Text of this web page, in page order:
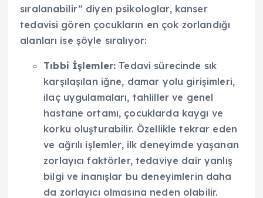
sıralanabilir” diyen psikologlar, kanser
tedavisi gören çocukların en çok zorlandığı
alanları ise şöyle sıralıyor:
Tıbbi İşlemler: Tedavi sürecinde sık
karşılaşılan iğne, damar yolu girişimleri,
ilaç uygulamaları, tahliller ve genel
hastane ortamı, çocuklarda kaygı ve
korku oluşturabilir. Özellikle tekrar eden
ve ağrılı işlemler, ilk deneyimde yaşanan
zorlayıcı faktörler, tedaviye dair yanlış
bilgi ve inanışlar bu deneyimlerin daha
da zorlayıcı olmasına neden olabilir.